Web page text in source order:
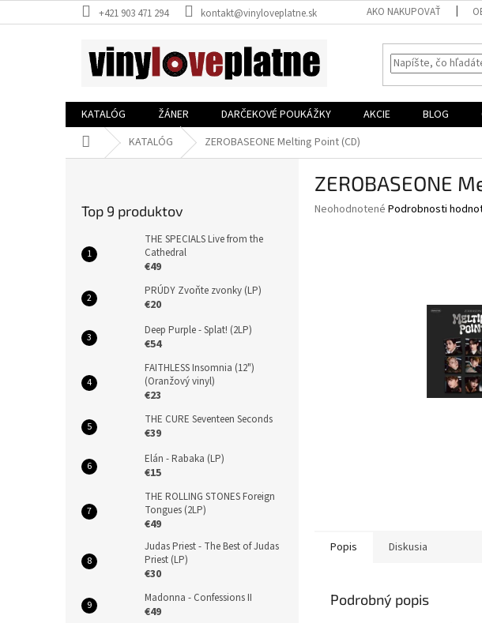
na
+421 903 471 294 kontakt@vinyloveplatne.sk AKO NAKUPOVAŤ
KATALÓG ŽÁNER DARČEKOVÉ POUKÁŽKY AKCIE BLOG
DomovKATALÓG ZEROBASEONE Melting Point (CD)
Top 9 produktov
THE SPECIALS Live from the
Cathedral
€49
PRÚDY Zvoňte zvonky (LP)
€20
Deep Purple - Splat! (2LP)
€54
FAITHLESS Insomnia (12")
(Oranžový vinyl)
€23
THE CURE Seventeen Seconds
€39
Elán - Rabaka (LP)
€15
THE ROLLING STONES Foreign
Tongues (2LP)
€49
Judas Priest - The Best of Judas
Priest (LP)
€30
Madonna - Confessions II
€49
ZEROBASEONE
Priemerné
Neohodnotené Podrobnosti
Popis Diskusia
Podrobný popis